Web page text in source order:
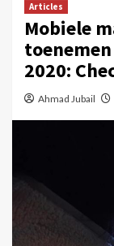
Articles
Mobiele
2020:
Ahmad Jubail